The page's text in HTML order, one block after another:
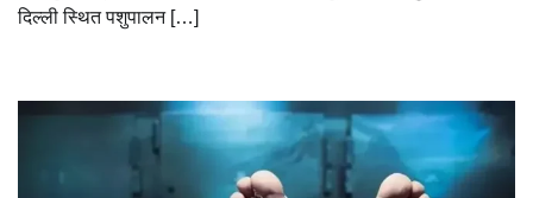
दिल्ली स्थित पशुपालन […]